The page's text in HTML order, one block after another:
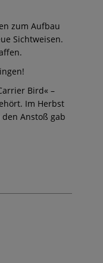
zum Aufbau
Sichtweisen.
Bird« –
Im Herbst
Anstoß gab